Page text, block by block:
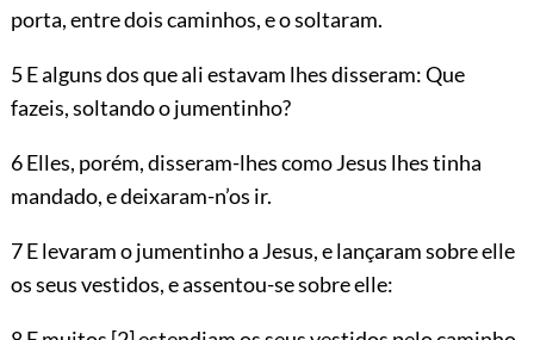
porta, entre dois caminhos, e o soltaram.
5 E alguns dos que ali estavam lhes disseram: Que
fazeis, soltando o jumentinho?
6 Elles, porém, disseram-lhes como Jesus lhes tinha
mandado, e deixaram-n’os ir.
7 E levaram o jumentinho a Jesus, e lançaram sobre elle
os seus vestidos, e assentou-se sobre elle: